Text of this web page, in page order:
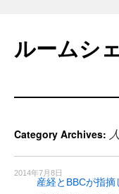
content
ルームシ
Category Archives:
2014年7月8日
産経とBBCが指